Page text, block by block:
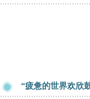
“疲惫的世界欢欣